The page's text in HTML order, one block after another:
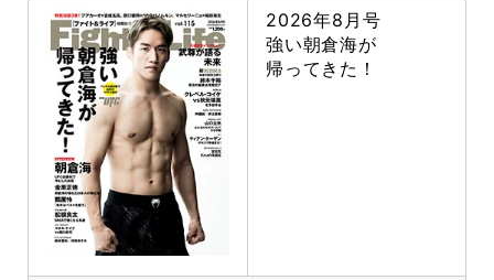
2026年8月号
強い朝倉海が
帰ってきた！